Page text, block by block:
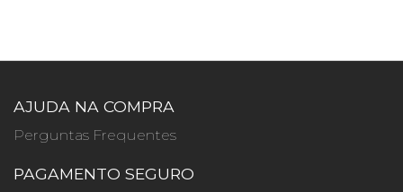
AJUDA NA COMPRA
Perguntas Frequentes
PAGAMENTO SEGURO